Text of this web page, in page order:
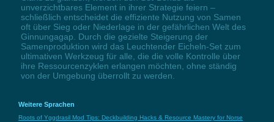
unverzichtbares Element in ihrer Strategie feiern –
schließlich entscheidet die effiziente Nutzung von Samen
oft über Sieg oder Niederlage in der gefährlichen Welt des
Ginnungagap. Durch die gezielte Steigerung der
Samenproduktion wird das Leuchtender Eicheln-Set zum
ultimativen Werkzeug für alle, die die volle Kontrolle über
ihre Ressourcenzyklen erlangen möchten, ohne ständig
von der Umgebung überrollt zu werden.
Weitere Sprachen
Roots of Yggdrasil Mod Tips: Deckbuilding Hacks & Resource Mastery for Norse